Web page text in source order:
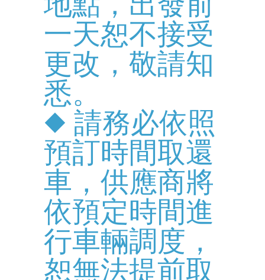
一天恕不接受
更改，敬請知
悉。
◆ 請務必依照
預訂時間取還
車，供應商將
依預定時間進
行車輛調度，
恕無法提前取